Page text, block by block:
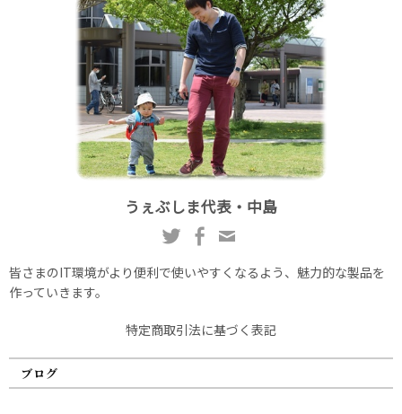
うぇぶしま代表・中島
皆さまのIT環境がより便利で使いやすくなるよう、魅力的な製品を
作っていきます。
特定商取引法に基づく表記
ブログ